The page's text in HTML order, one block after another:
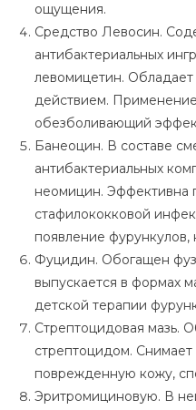
ощущения.
Средство Левосин.
антибактериальных
левомицетин.
действием.
обезболивающий
Банеоцин. В составе
антибактериальных
неомицин. Эффективна
стафилококковой
появление
Фуцидин. Обогащен
выпускается в формах
детской терапии
Стрептоцидовая мазь.
стрептоцидом.
поврежденную кожу,
Эритромициновую. В